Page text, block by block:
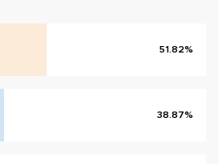
51.82%
38.87%